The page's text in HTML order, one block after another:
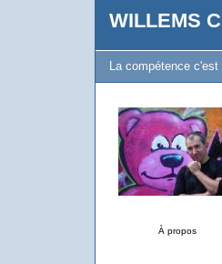
WILLEMS
La compétence
À propos